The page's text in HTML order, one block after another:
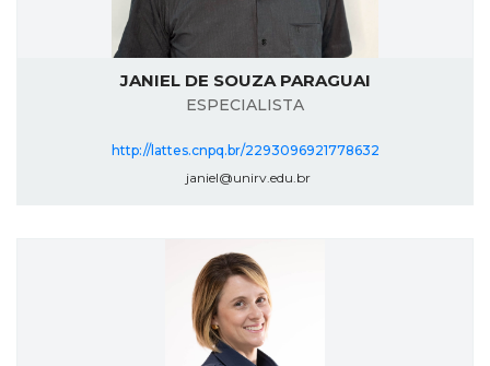
JANIEL DE SOUZA PARAGUAI
ESPECIALISTA
http://lattes.cnpq.br/2293096921778632
janiel@unirv.edu.br